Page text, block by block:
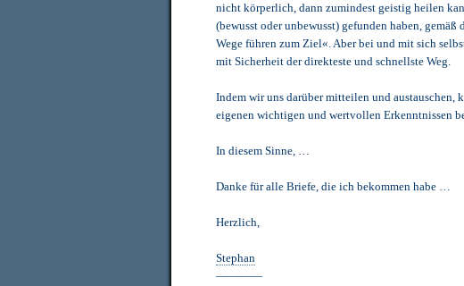
nicht körperlich, dann zumindest geistig heilen
(bewusst oder unbewusst) gefunden haben,
Wege führen zum Ziel«. Aber bei und mit sich
mit Sicherheit der direkteste und schnellste Weg.
Indem wir uns darüber mitteilen und austauschen,
eigenen wichtigen und wertvollen Erkenntnissen
In diesem Sinne, …
Danke für alle Briefe, die ich bekommen habe …
Herzlich,
Stephan
————